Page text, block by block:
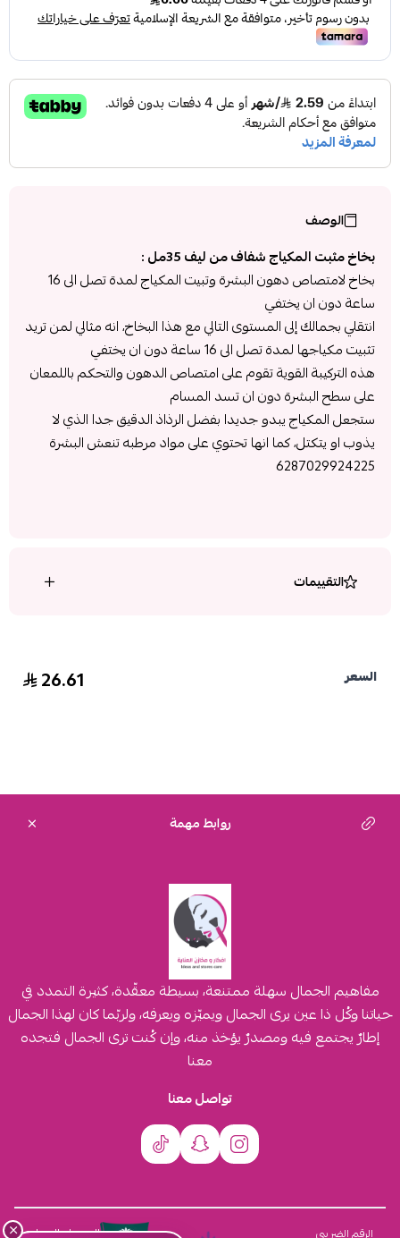
الوصف
بخاخ مثبت المكياج شفاف من ليف 35مل :
بخاخ لامتصاص دهون البشرة وتبيت المكياج لمدة تصل الى 16
ساعة دون ان يختفي
انتقلي بجمالك إلى المستوى التالي مع هذا البخاخ، انه مثالي لمن تريد
تثبيت مكياجها لمدة تصل الى 16 ساعة دون ان يختفي
هذه التركيبة القوية تقوم على امتصاص الدهون والتحكم باللمعان
على سطح البشرة دون ان تسد المسام
ستجعل المكياج يبدو جديدا بفضل الرذاذ الدقيق جدا الذي لا
يذوب او يتكتل، كما انها تحتوي على مواد مرطبه تنعش البشرة
6287029924225
التقييمات
السعر 26.61
روابط مهمة
مفاهيم الجمال سهلة ممتنعة، بسيطة معقّدة، كثيرة التمدد في
حياتنا وكُل ذا عين يرى الجمال ويميّزه ويعرفه، ولربّما كان لهذا الجمال
إطارٌ يجتمع فيه ومصدرٌ يؤخذ منه، وإن كُنت ترى الجمال فتجده
معنا
تواصل معنا
الرقم الضريبي السجل التجاري×